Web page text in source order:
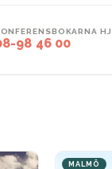
98 46 00
MALMÖ